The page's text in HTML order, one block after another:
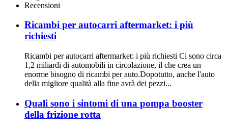
del benz 6502241 515004989
Recensioni
Ricambi per autocarri aftermarket: i più
richiesti
Ricambi per autocarri aftermarket: i più richiesti Ci sono circa
1,2 miliardi di automobili in circolazione, il che crea un
enorme bisogno di ricambi per auto.Dopotutto, anche l'auto
della migliore qualità alla fine avrà dei pezzi...
Quali sono i sintomi di una pompa booster
della frizione rotta